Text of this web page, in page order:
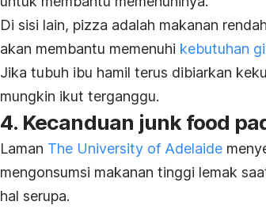
Di sisi lain, pizza adalah makanan
akan membantu memenuhi kebutuhan
Jika tubuh ibu hamil terus dibiarkan
mungkin ikut terganggu.
4. Kecanduan junk food
Laman The University of Adelaide
mengonsumsi makanan tinggi lemak
hal serupa.